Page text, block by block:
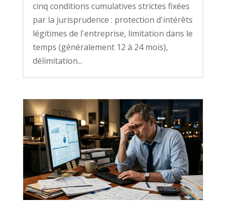
cinq conditions cumulatives strictes fixées
par la jurisprudence : protection d'intérêts
légitimes de l'entreprise, limitation dans le
temps (généralement 12 à 24 mois),
délimitation...